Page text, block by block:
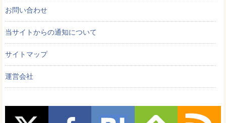
お問い合わせ
当サイトからの通知について
サイトマップ
運営会社